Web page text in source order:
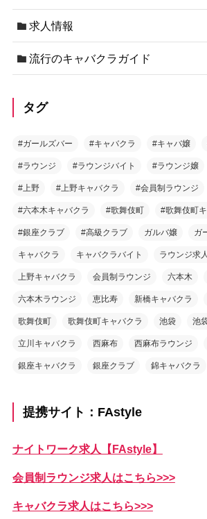
求人情報
流行のキャバクラガイド
タグ
#ガールズバー #キャバクラ #キャバ嬢
#ラウンジ #ラウンジバイト #ラウンジ嬢
#上野 #上野キャバクラ #会員制ラウンジ
#六本木キャバクラ #歌舞伎町 #歌舞伎町
#銀座クラブ #高級クラブ ガルバ嬢 ガ
キャバクラ キャバクラバイト ラウンジ求人
上野キャバクラ 会員制ラウンジ 六本木
六本木ラウンジ 恵比寿 新橋キャバクラ
歌舞伎町 歌舞伎町キャバクラ 池袋 池
立川キャバクラ 西麻布 西麻布ラウンジ
銀座キャバクラ 銀座クラブ 錦キャバクラ
提携サイト：FAstyle
ナイトワーク求人【FAstyle】
会員制ラウンジ求人はこちら>>>
キャバクラ求人はこちら>>>